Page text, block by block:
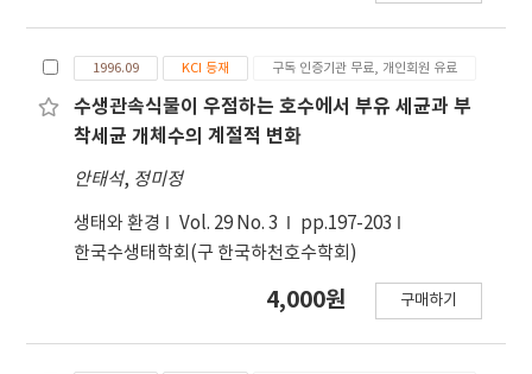
1996.09 KCI 등재 구독 인증기관 무료, 개인회원 유료
수생관속식물이 우점하는 호수에서 부유 세균과 부
착세균 개체수의 계절적 변화
안태석, 정미정
생태와 환경 Vol. 29 No. 3
pp.197-203
한국수생태학회(구 한국하천호수학회)
4,000원 구매하기